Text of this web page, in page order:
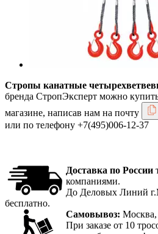
Стропы канатные
бренда СтропЭксперт можно
магазине, написав нам на почту
или по телефону +7(495)006-12-37
Доставка по России
компаниями.
До Деловых Линий
бесплатно.
Самовывоз:
При заказе от 10